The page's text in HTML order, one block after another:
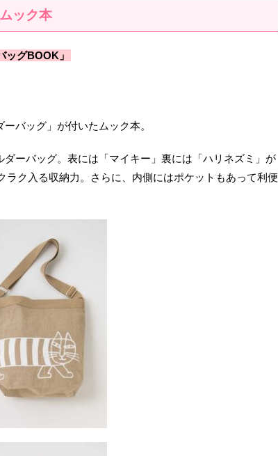
ック本
ッグBOOK」
バッグ」が付いたムック本。
ーバッグ。表には「マイキー」裏には「ハリネズミ」が
ラク入る収納力。さらに、内側にはポケットもあって利便